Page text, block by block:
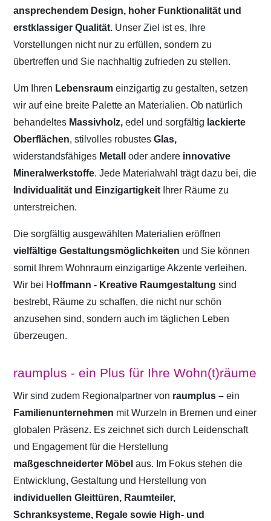
ansprechendem Design, hoher Funktionalität und
erstklassiger Qualität. Unser Ziel ist es, Ihre
Vorstellungen nicht nur zu erfüllen, sondern zu
übertreffen und Sie nachhaltig zufrieden zu stellen.
Um Ihren Lebensraumeinzigartig zu gestalten, setzen
wir auf eine breite Palette an Materialien. Ob natürlich
behandeltes Massivholz, edel und sorgfältig lackierte
Oberflächen, stilvolles robustesGlas,
widerstandsfähiges Metalloder andere innovative
Mineralwerkstoffe. Jede Materialwahl trägt dazu bei, die
Individualität und Einzigartigkeit Ihrer Räume zu
unterstreichen.
Die sorgfältig ausgewählten Materialien eröffnen
vielfältige Gestaltungsmöglichkeiten und Sie können
somit Ihrem Wohnraum einzigartige Akzente verleihen.
Wir bei Hoffmann - Kreative Raumgestaltung sind
bestrebt, Räume zu schaffen, die nicht nur schön
anzusehen sind, sondern auch im täglichen Leben
überzeugen.
raumplus - ein Plus für Ihre Wohn(t)räume
Wir sind zudem Regionalpartner von raumplus – ein
Familienunternehmen mit Wurzeln in Bremen und einer
globalen Präsenz. Es zeichnet sich durch Leidenschaft
und Engagement für die Herstellung
maßgeschneiderter Möbelaus. Im Fokus stehen die
Entwicklung, Gestaltung und Herstellung von
individuellen Gleittüren, Raumteiler,
Schranksysteme, Regale sowie High- und